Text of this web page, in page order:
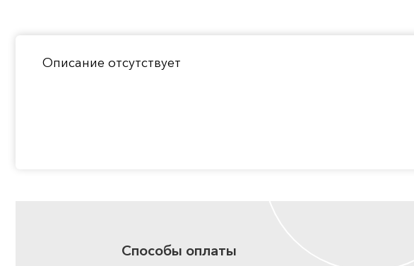
Описание отсутствует
Способы оплаты